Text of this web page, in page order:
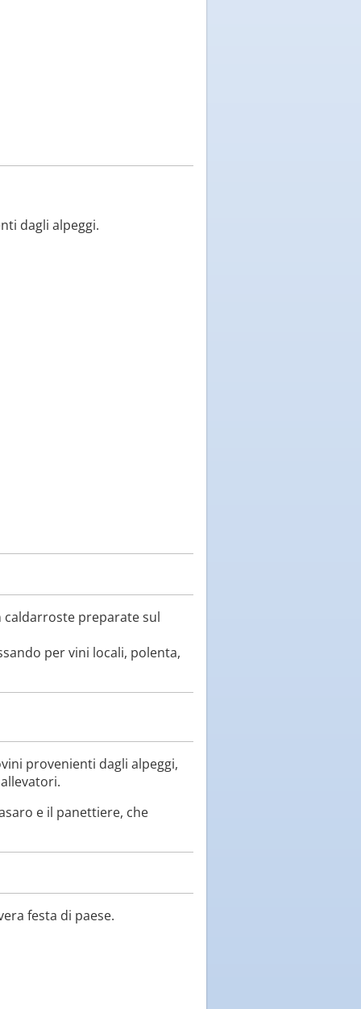
dagli alpeggi.
caldarroste preparate sul
per vini locali, polenta,
provenienti dagli alpeggi,
e il panettiere, che
festa di paese.